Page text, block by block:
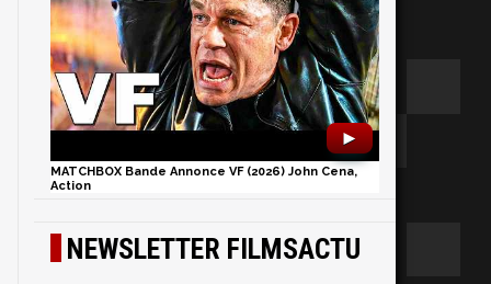
►
MATCHBOX Bande Annonce VF (2026) John Cena,
Action
NEWSLETTER FILMSACTU